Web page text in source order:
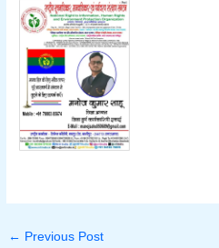
← Previous Post